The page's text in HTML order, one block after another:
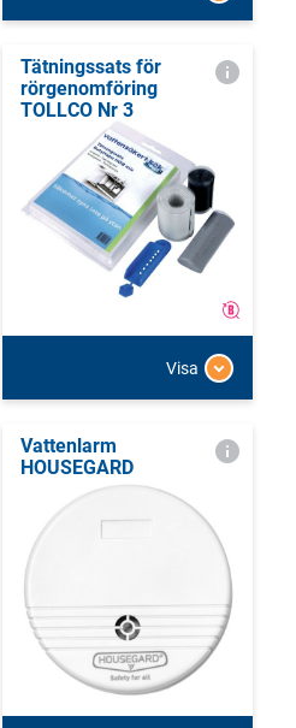
Tätningssats för
rörgenomföring
TOLLCO Nr 3
Visa
Vattenlarm
HOUSEGARD